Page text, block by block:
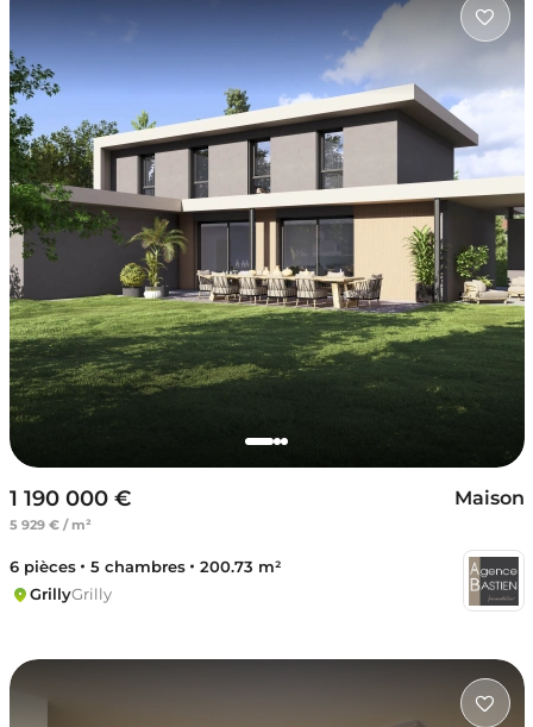
1 190 000 €
5 929 € / m²
Maison
6 pièces 5 chambres
200.73 m²
GrillyGrilly